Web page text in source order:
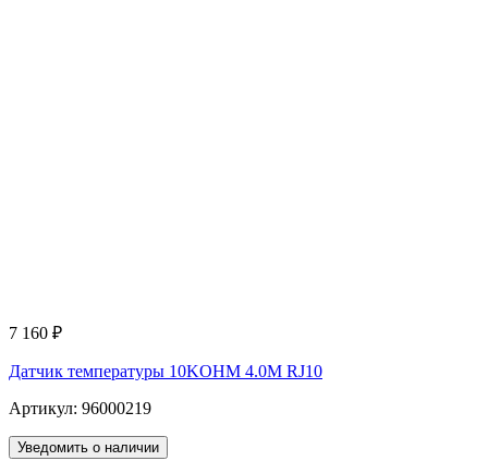
7 160 ₽
Датчик температуры 10KOHM 4.0M RJ10
Артикул: 96000219
Уведомить о наличии